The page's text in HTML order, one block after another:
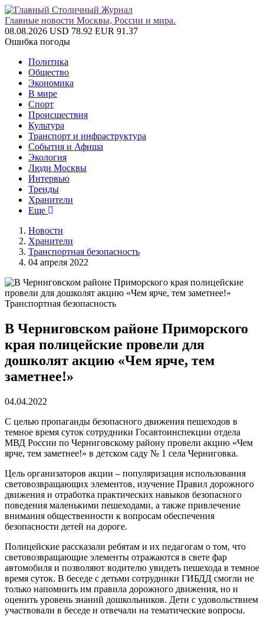
Главные новости Москвы, России и мира.
08.08.2026 USD 78.92 EUR 91.37
Ошибка погоды
Политика
Общество
Экономика
В мире
Спорт
Происшествия
Культура
Транспорт и инфраструктура
События и Афиша
Экология
Люди Москвы
Интервью
Тренды
Хранители
Еще
Новости
Хранители
Транспортная безопасность
04 апреля 2022
Транспортная безопасность
В Черниговском районе Приморского
края полицейские провели для
дошколят акцию «Чем ярче, тем
заметнее!»
04.04.2022
С целью пропаганды безопасного движения пешеходов в
темное время суток сотрудники Госавтоинспекции отдела
МВД России по Черниговскому району провели акцию «Чем
ярче, тем заметнее!» в детском саду № 1 села Черниговка.
Цель организаторов акции – популяризация использования
световозвращающих элементов, изучение Правил дорожного
движения и отработка практических навыков безопасного
поведения маленькими пешеходами, а также привлечение
внимания общественности к вопросам обеспечения
безопасности детей на дороге.
Полицейские рассказали ребятам и их педагогам о том, что
световозвращающие элементы отражаются в свете фар
автомобиля и позволяют водителю увидеть пешехода в темное
время суток. В беседе с детьми сотрудники ГИБДД смогли не
только напомнить им правила дорожного движения, но и
оценить уровень знаний дошкольников. Дети с удовольствием
участвовали в беседе и отвечали на тематические вопросы.